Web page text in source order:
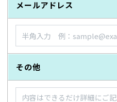
メールアドレス
その他